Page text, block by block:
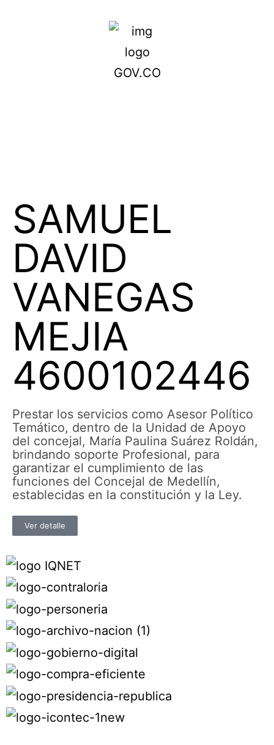
SAMUEL
DAVID
VANEGAS
MEJIA
4600102446
Prestar los servicios como Asesor Político
Temático, dentro de la Unidad de Apoyo
del concejal, María Paulina Suárez Roldán,
brindando soporte Profesional, para
garantizar el cumplimiento de las
funciones del Concejal de Medellín,
establecidas en la constitución y la Ley.
Ver detalle